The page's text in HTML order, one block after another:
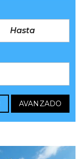
AVANZADO